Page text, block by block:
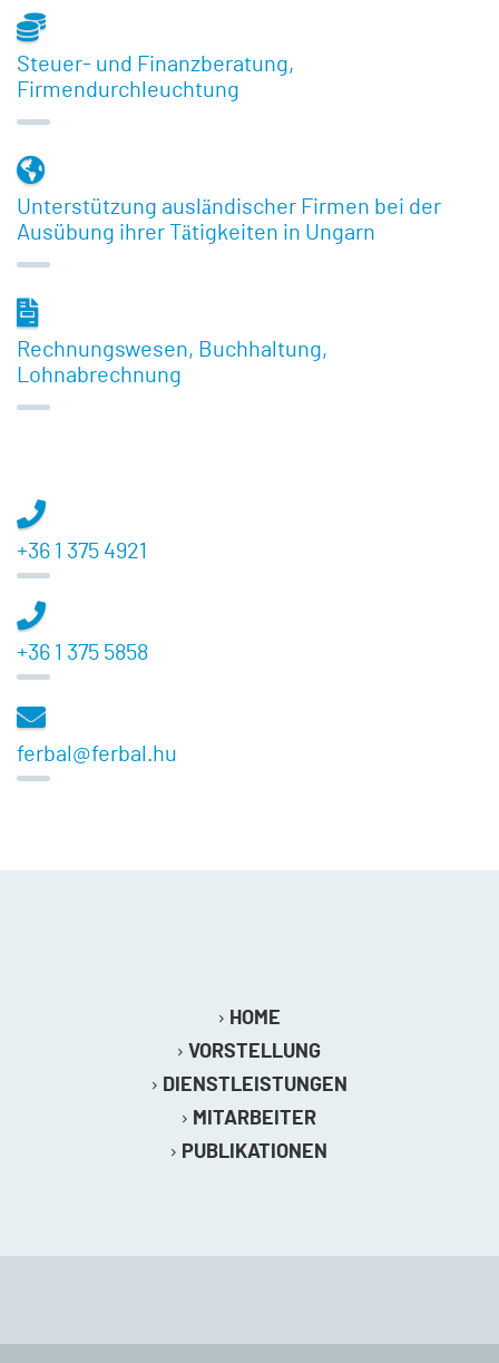
Steuer- und Finanzberatung,
Firmendurchleuchtung
Unterstützung ausländischer Firmen bei der
Ausübung ihrer Tätigkeiten in Ungarn
Rechnungswesen, Buchhaltung,
Lohnabrechnung
+36 1 375 4921
+36 1 375 5858
ferbal@ferbal.hu
HOME
VORSTELLUNG
DIENSTLEISTUNGEN
MITARBEITER
PUBLIKATIONEN